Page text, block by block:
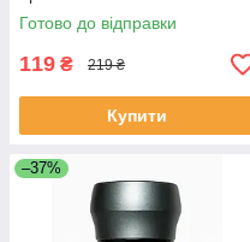
Готово до відправки
119 ₴ 219 ₴
Купити
–37%